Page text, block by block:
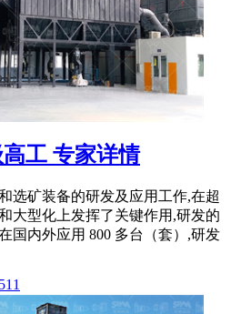
工 专家详情
选矿装备的研发及应用工作,在超
大型化上发挥了关键作用,研发的
国内外应用 800 多台（套）,研发